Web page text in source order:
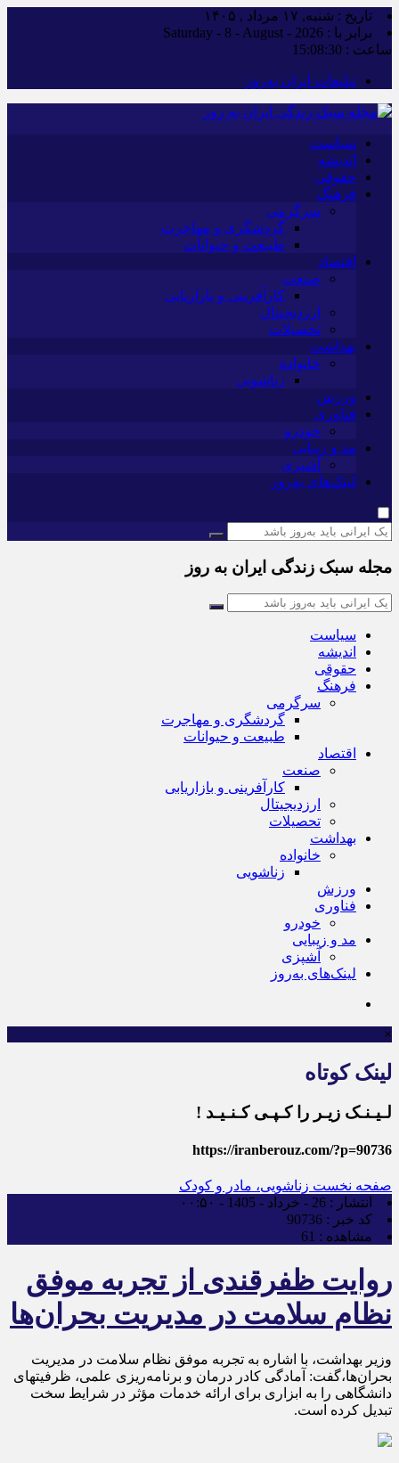
تاریخ : شنبه, ۱۷ مرداد , ۱۴۰۵
برابر با : Saturday - 8 - August - 2026
ساعت : 15:08:31
تبلیغات ایران به‌روز
سیاست
اندیشه
حقوقی
فرهنگ
سرگرمی
گردشگری و مهاجرت
طبیعت و حیوانات
اقتصاد
صنعت
کارآفرینی و بازاریابی
ارزدیجیتال
تحصیلات
بهداشت
خانواده
زناشویی
ورزش
فناوری
خودرو
مد و زیبایی
آشپزی
لینک‌های به‌روز
مجله سبک زندگی ایران به روز
سیاست
اندیشه
حقوقی
فرهنگ
سرگرمی
گردشگری و مهاجرت
طبیعت و حیوانات
اقتصاد
صنعت
کارآفرینی و بازاریابی
ارزدیجیتال
تحصیلات
بهداشت
خانواده
زناشویی
ورزش
فناوری
خودرو
مد و زیبایی
آشپزی
لینک‌های به‌روز
×
لینک کوتاه
لـیـنـک زیـر را کـپـی کـنـیـد !
https://iranberouz.com/?p=90736
صفحه نخست زناشویی، مادر و کودک
انتشار : 26 - خرداد - 1405 - ۰۰:۵۰
کد خبر : 90736
مشاهده : 61
روایت ظفرقندی از تجربه موفق
نظام سلامت در مدیریت بحران‌ها
وزیر بهداشت، با اشاره به تجربه موفق نظام سلامت در مدیریت
بحران‌ها،گفت: آمادگی کادر درمان و برنامه‌ریزی علمی، ظرفیتهای
دانشگاهی را به ابزاری برای ارائه خدمات مؤثر در شرایط سخت
تبدیل کرده است.